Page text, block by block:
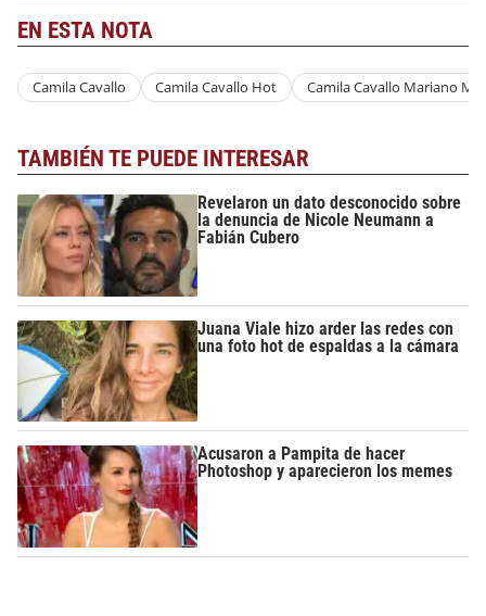
EN ESTA NOTA
Camila Cavallo Camila Cavallo Hot Camila Cavallo Mariano
TAMBIÉN TE PUEDE INTERESAR
Revelaron un dato desconocido sobre
la denuncia de Nicole Neumann a
Fabián Cubero
Juana Viale hizo arder las redes con
una foto hot de espaldas a la cámara
Acusaron a Pampita de hacer
Photoshop y aparecieron los memes